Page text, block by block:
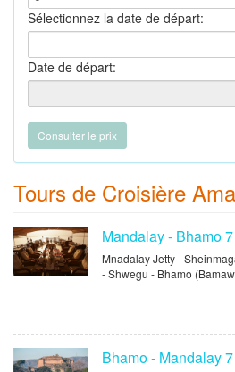
Sélectionnez la date de départ:
Date de départ:
Tours de Croisière
Mandalay - Bhamo
Mnadalay Jetty -
- Shwegu - Bhamo
Bhamo - Mandalay